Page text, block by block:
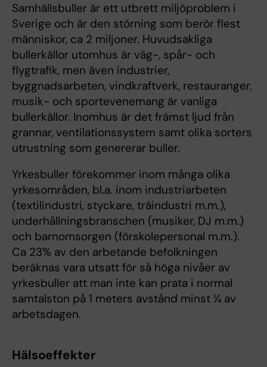
Samhällsbuller är ett utbrett miljöproblem i
Sverige och är den störning som berör flest
människor, ca 2 miljoner. Huvudsakliga
bullerkällor utomhus är väg-, spår- och
flygtrafik, men även industrier,
byggnadsarbeten, vindkraftverk, restauranger,
musik- och sportevenemang är vanliga
bullerkällor. Inomhus är det främst ljud från
grannar, ventilationssystem samt olika sorters
utrustning som genererar buller.
Yrkesbuller förekommer inom många olika
yrkesområden, bl.a. inom industriarbeten
(textilindustri, styckare, träindustri m.m.),
underhållningsbranschen (musiker, DJ m.m.)
och barnomsorgen (förskolepersonal m.m.).
Ca 23% av den arbetande befolkningen
beräknas vara utsatt för så höga nivåer av
yrkesbuller att man inte kan prata i normal
samtalston på 1 meters avstånd minst ¼ av
arbetsdagen.
Hälsoeffekter